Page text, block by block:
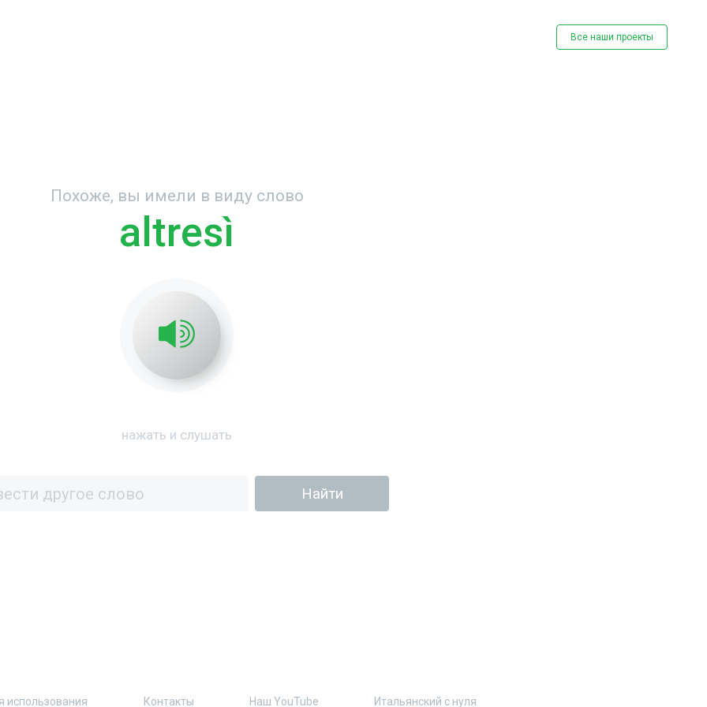
Все наши проекты
Похоже, вы имели в виду слово
altresì
нажать и слушать
использования Контакты Наш YouTube Итальянский с нуля